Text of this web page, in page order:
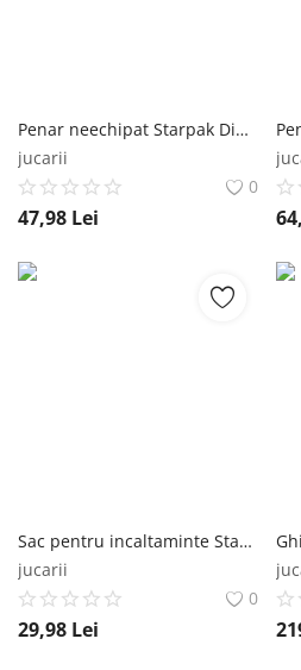
Penar neechipat Starpak Dino Starpak
jucarii
0
47,98 Lei
Sac pentru incaltaminte Starpak Dino Starpak
jucarii
0
29,98 Lei